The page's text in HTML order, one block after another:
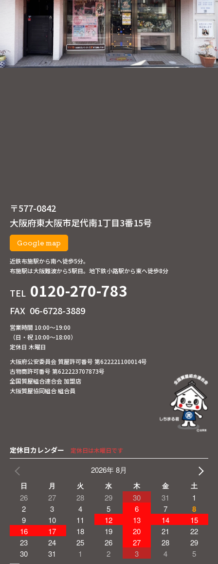
〒577-0842
大阪府東大阪市足代南1丁目3番15号
Google map
近鉄布施駅から南へ徒歩5分。
布施駅は大阪難波から5駅目。地下鉄小路駅から東へ徒歩8分
TEL 0120-270-783
FAX 06-6728-3889
営業時間 10:00～19:00
（日・祝 10:00～18:00）
定休日 木曜日
大阪府公安委員会 質屋許可番号 第622221100014号
古物商許可番号 第622223707873号
全国質屋組合連合会 加盟店
大阪質屋協同組合 組合員
定休日カレンダー 定休日は木曜日です
2026年 8月
日 月 火 水 木 金 土
26 27 28 29 30 31
1
2
3 4 5 6 7 8
9 10 11 12 13 14
15
16
17 18 19 20 21
22
23
24 25 26 27 28
29
30
31 1 2 3 4 5